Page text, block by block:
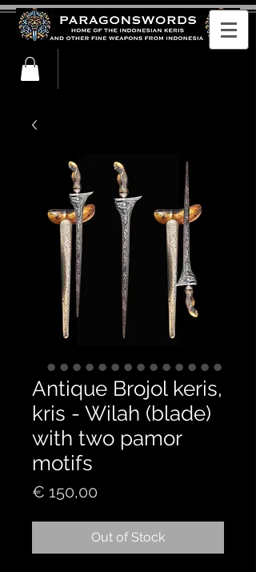
Antique Brojol keris,
kris - Wilah (blade)
with two pamor
motifs
€ 150,00
Out of Stock